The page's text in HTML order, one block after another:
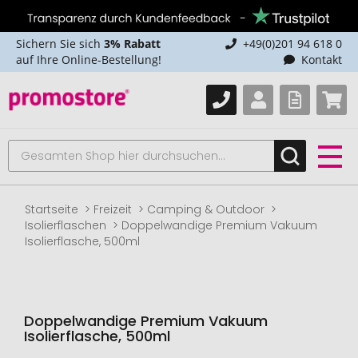
Sichern Sie sich 3% Rabatt
auf Ihre Online-Bestellung!
+49(0)201 94 618 0
Kontakt
Startseite Freizeit
Camping & Outdoor
Isolierflaschen
Doppelwandige Premium Vakuum
Isolierflasche, 500ml
Doppelwandige Premium Vakuum
Isolierflasche, 500ml